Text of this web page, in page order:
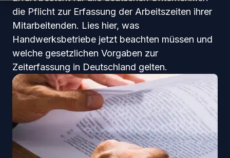
die Pflicht zur Erfassung der Arbeitszeiten ihrer
Mitarbeitenden. Lies hier, was
Handwerksbetriebe jetzt beachten müssen und
welche gesetzlichen Vorgaben zur
Zeiterfassung in Deutschland gelten.